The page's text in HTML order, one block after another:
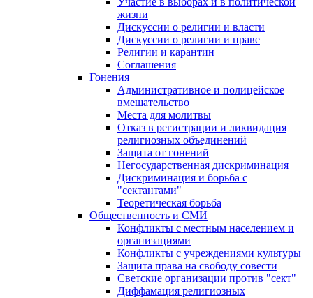
жизни
Дискуссии о религии и власти
Дискуссии о религии и праве
Религии и карантин
Соглашения
Гонения
Административное и полицейское
вмешательство
Места для молитвы
Отказ в регистрации и ликвидация
религиозных объединений
Защита от гонений
Негосударственная дискриминация
Дискриминация и борьба с
"сектантами"
Теоретическая борьба
Общественность и СМИ
Конфликты с местным населением и
организациями
Конфликты с учреждениями культуры
Защита права на свободу совести
Светские организации против "сект"
Диффамация религиозных